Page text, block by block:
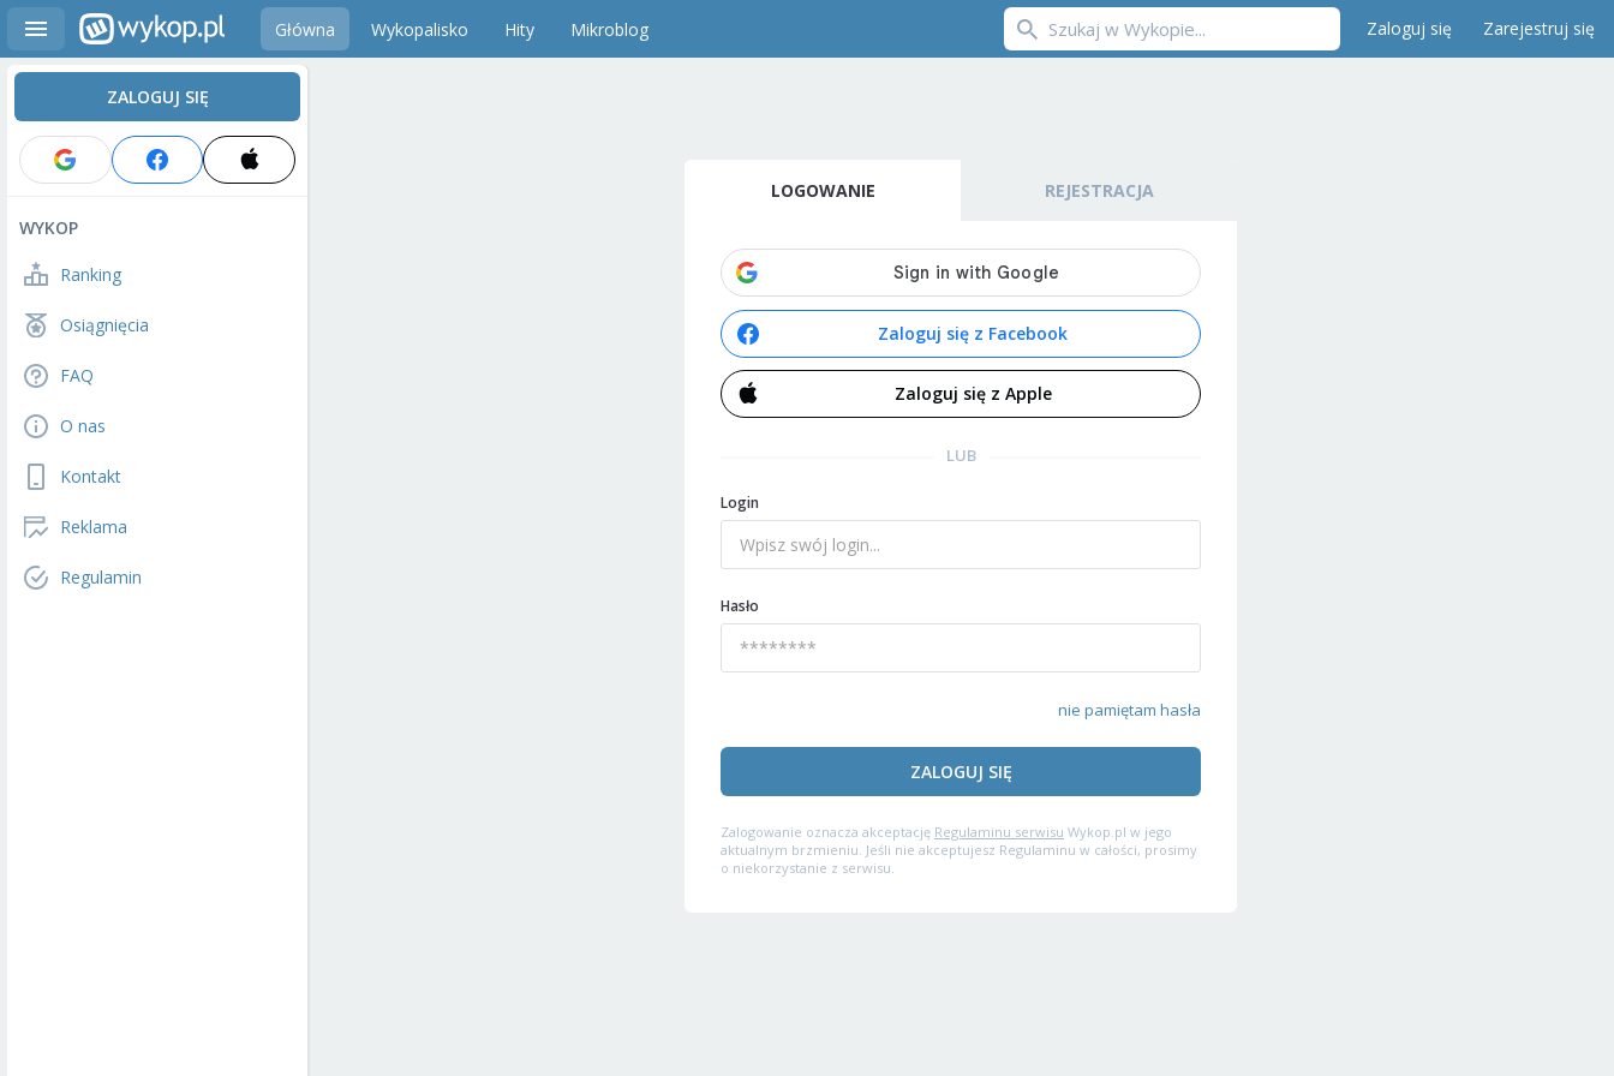
Główna Wykopalisko Hity Mikroblog Zaloguj się Zarejestruj się
ZALOGUJ SIĘ
WYKOP
Ranking
Osiągnięcia
FAQ
O nas
Kontakt
Reklama
Regulamin
LOGOWANIE REJESTRACJA
Zaloguj się z Facebook
Zaloguj się z Apple
LUB
Login
Hasło
nie pamiętam hasła
ZALOGUJ SIĘ
Zalogowanie oznacza akceptację Regulaminu serwisu Wykop.pl w jego
aktualnym brzmieniu. Jeśli nie akceptujesz Regulaminu w całości, prosimy
o niekorzystanie z serwisu.